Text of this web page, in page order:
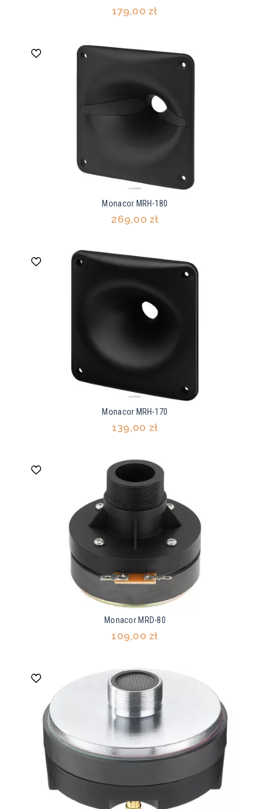
179,00 zł
Monacor MRH-180
269,00 zł
Monacor MRH-170
139,00 zł
Monacor MRD-80
109,00 zł